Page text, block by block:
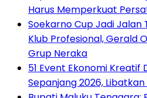
Harus Memperkuat
Soekarno Cup Jadi Jalan
Klub Profesional, Gerald
Grup Neraka
51 Event Ekonomi Kreatif
Sepanjang 2026,